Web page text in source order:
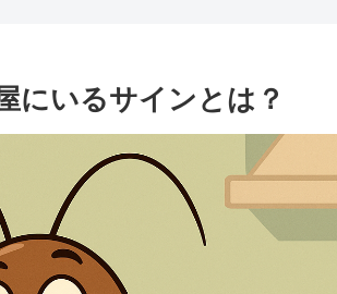
にいるサインとは？